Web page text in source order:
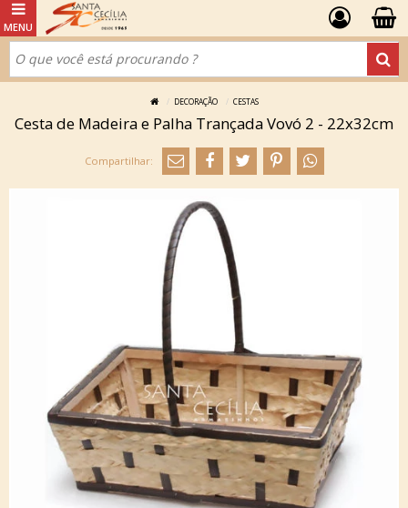
DECORAÇÃO CESTAS
Cesta de Madeira e Palha Trançada Vovó 2 - 22x32cm